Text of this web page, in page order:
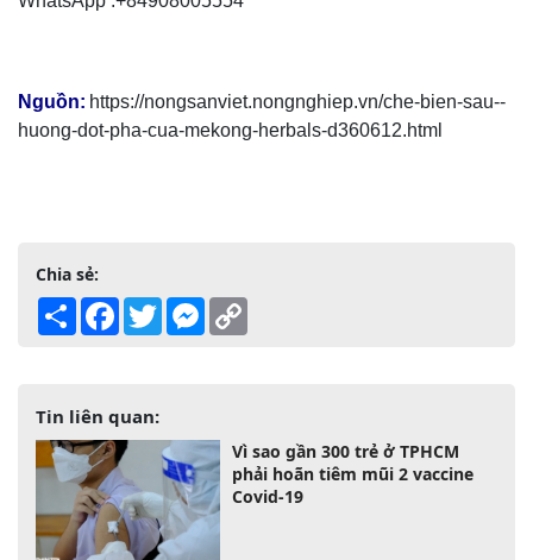
Nguồn: https://nongsanviet.nongnghiep.vn/che-bien-sau--
huong-dot-pha-cua-mekong-herbals-d360612.html
Chia sẻ:
Share Facebook
TwitterMessenger
Tin liên quan:
Vì sao gần 300 trẻ ở TPHCM
phải hoãn tiêm mũi 2 vaccine
Covid-19